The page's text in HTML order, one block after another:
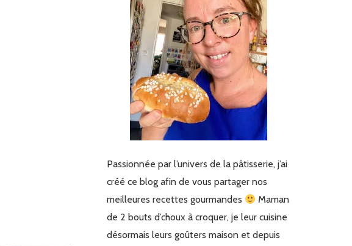
Passionnée par l’univers de la pâtisserie, j’ai
créé ce blog afin de vous partager nos
meilleures recettes gourmandes
Maman
de 2 bouts d’choux à croquer, je leur cuisine
désormais leurs goûters maison et depuis